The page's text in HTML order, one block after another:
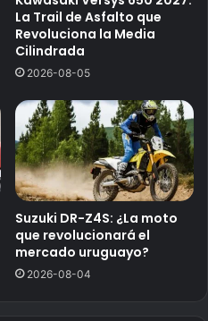
La Trail de Asfalto que
Revoluciona la Media
Cilindrada
2026-08-05
Suzuki DR-Z4S: ¿La moto
que revolucionará el
mercado uruguayo?
2026-08-04